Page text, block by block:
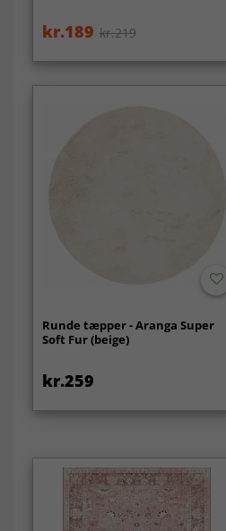
kr.189 kr.219
Runde tæpper - Aranga Super
Soft Fur (beige)
kr.259